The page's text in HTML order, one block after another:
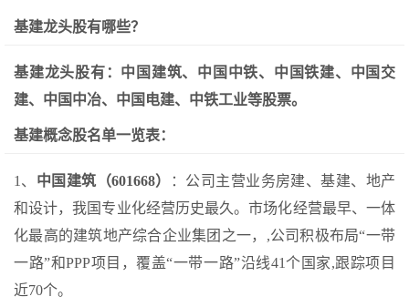
基建龙头股有哪些？
基建龙头股有：中国建筑、中国中铁、中国铁建、中国交
建、中国中冶、中国电建、中铁工业等股票。
基建概念股名单一览表：
1、 中国建筑（601668）
：公司主营业务房建、基建、地产
和设计，我国专业化经营历史最久。市场化经营最早、一体
化最高的建筑地产综合企业集团之一，,公司积极布局“一带
一路”和PPP项目，覆盖“一带一路”沿线41个国家,跟踪项目
近70个。